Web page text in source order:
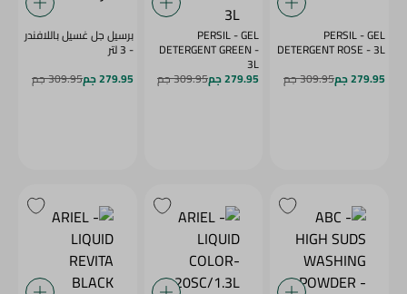
PERSIL - GEL
DETERGENT ROSE - 3L
279.95 جم
309.95 جم
PERSIL - GEL
DETERGENT GREEN -
3L
279.95 جم 309.95 جم
برسيل جل غسيل باللافندر
- 3 لتر
279.95 جم
309.95 جم